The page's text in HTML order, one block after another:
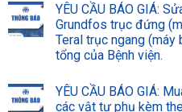
YÊU CẦU BÁO GIÁ:
Grundfos trục đứng
Teral trục ngang
tổng của Bệnh viện.
YÊU CẦU BÁO GIÁ:
các vật tư phụ kèm